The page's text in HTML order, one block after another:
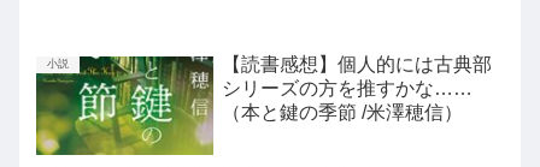
小説
【読書感想】個人的には古典部
シリーズの方を推すかな……
（本と鍵の季節 /米澤穂信）